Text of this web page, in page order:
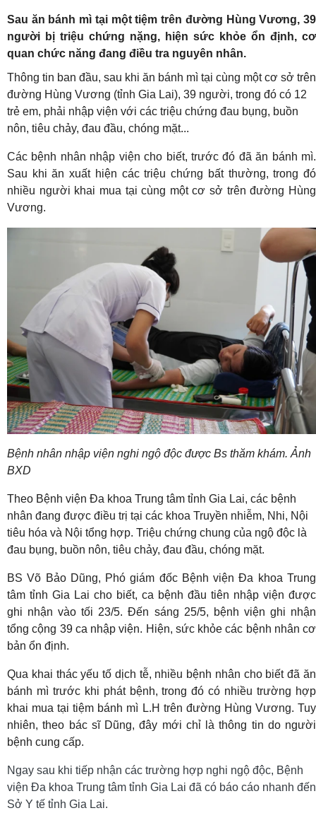
Sau ăn bánh mì tại một tiệm trên đường Hùng Vương, 39
người bị triệu chứng nặng, hiện sức khỏe ổn định, cơ
quan chức năng đang điều tra nguyên nhân.
Thông tin ban đầu, sau khi ăn bánh mì tại cùng một cơ sở trên
đường Hùng Vương (tỉnh Gia Lai), 39 người, trong đó có 12
trẻ em, phải nhập viện với các triệu chứng đau bụng, buồn
nôn, tiêu chảy, đau đầu, chóng mặt...
Các bệnh nhân nhập viện cho biết, trước đó đã ăn bánh mì.
Sau khi ăn xuất hiện các triệu chứng bất thường, trong đó
nhiều người khai mua tại cùng một cơ sở trên đường Hùng
Vương.
Bệnh nhân nhập viện nghi ngộ độc được Bs thăm khám. Ảnh
BXD
Theo Bệnh viện Đa khoa Trung tâm tỉnh Gia Lai, các bệnh
nhân đang được điều trị tại các khoa Truyền nhiễm, Nhi, Nội
tiêu hóa và Nội tổng hợp. Triệu chứng chung của ngộ độc là
đau bụng, buồn nôn, tiêu chảy, đau đầu, chóng mặt.
BS Võ Bảo Dũng, Phó giám đốc Bệnh viện Đa khoa Trung
tâm tỉnh Gia Lai cho biết, ca bệnh đầu tiên nhập viện được
ghi nhận vào tối 23/5. Đến sáng 25/5, bệnh viện ghi nhận
tổng cộng 39 ca nhập viện. Hiện, sức khỏe các bệnh nhân cơ
bản ổn định.
Qua khai thác yếu tố dịch tễ, nhiều bệnh nhân cho biết đã ăn
bánh mì trước khi phát bệnh, trong đó có nhiều trường hợp
khai mua tại tiệm bánh mì L.H trên đường Hùng Vương. Tuy
nhiên, theo bác sĩ Dũng, đây mới chỉ là thông tin do người
bệnh cung cấp.
Ngay sau khi tiếp nhận các trường hợp nghi ngộ độc, Bệnh
viện Đa khoa Trung tâm tỉnh Gia Lai đã có báo cáo nhanh đến
Sở Y tế tỉnh Gia Lai.